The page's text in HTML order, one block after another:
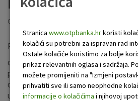
Objavljeno: 30.10.2025
Poštovani,
od 1. siječnja 2026. stupaju na snagu
poslovanja i Odluke o naknadama.
dokumente možete pronaći nanašoj
u najbližoj poslovnici.
Stranica www.otpbanka.hrkoristi
kolačići su potrebni za ispravan rad
Ostale kolačiće koristimo za bolje
prikaz relevantnih oglasa i sadržaja.
možete promijeniti na "Izmjeni
prihvatiti sve ili samo neophodne
informacije o kolačićima i njihovoj